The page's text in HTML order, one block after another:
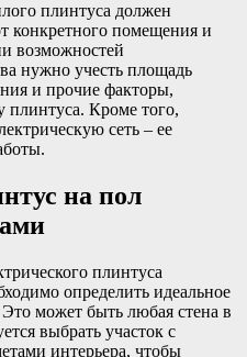
плинтуса должен
конкретного помещения и
возможностей
нужно учесть площадь
и прочие факторы,
плинтуса. Кроме того,
сеть – ее
на пол
плинтуса
определить идеальное
может быть любая стена в
выбрать участок с
интерьера, чтобы